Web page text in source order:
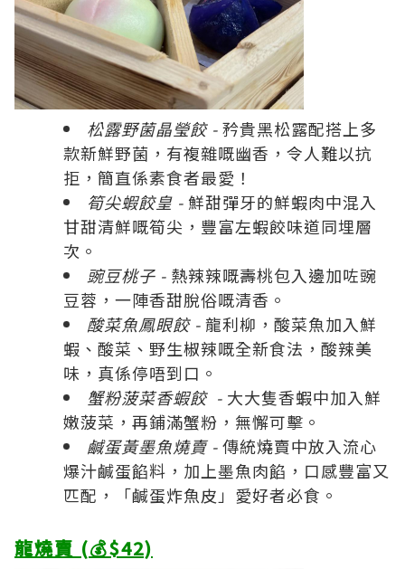
松露野菌晶瑩餃 -矜貴黑松露配搭上多
款新鮮野菌，有複雜嘅幽香，令人難以抗
拒，簡直係素食者最愛！
筍尖蝦餃皇 - 鮮甜彈牙的鮮蝦肉中混入
甘甜清鮮嘅筍尖，豐富左蝦餃味道同埋層
次。
豌豆桃子 - 熱辣辣嘅壽桃包入邊加咗豌
豆蓉，一陣香甜脫俗嘅清香。
酸菜魚鳳眼餃 -龍利柳，酸菜魚加入鮮
蝦、酸菜、野生椒辣嘅全新食法，酸辣美
味，真係停唔到口。
蟹粉菠菜香蝦餃 - 大大隻香蝦中加入鮮
嫩菠菜，再鋪滿蟹粉，無懈可擊。
鹹蛋黃墨魚燒賣 -傳統燒賣中放入流心
爆汁鹹蛋餡料，加上墨魚肉餡，口感豐富又
匹配，「鹹蛋炸魚皮」愛好者必食。
龍燒賣 (💰$42)